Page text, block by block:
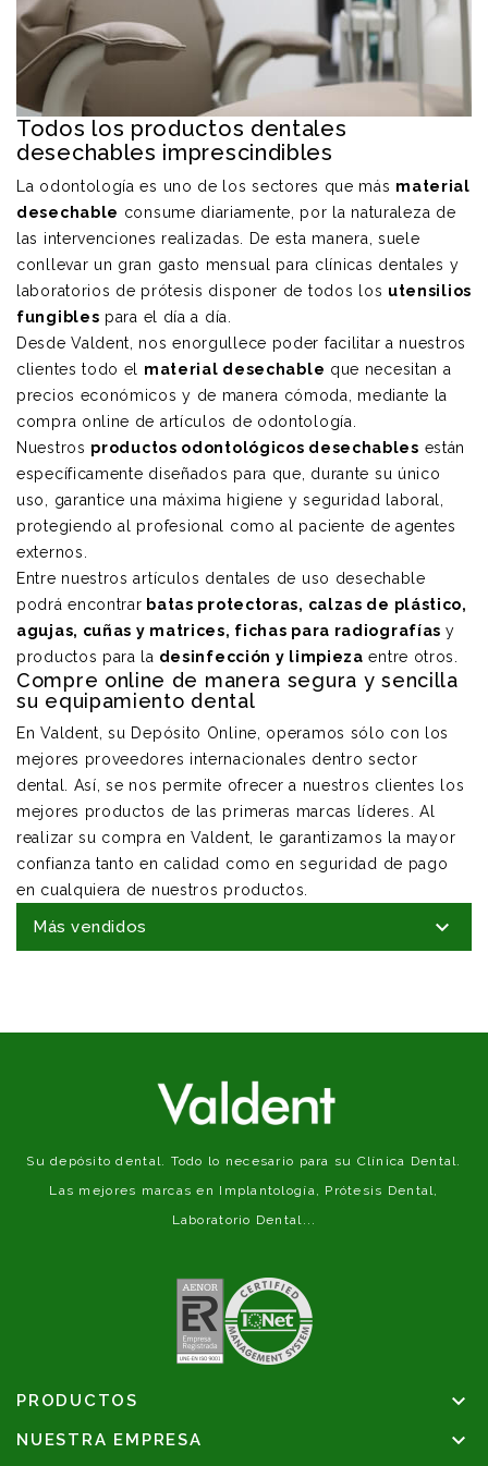
Todos los productos dentales
desechables imprescindibles
La odontología es uno de los sectores que más material
desechable consume diariamente, por la naturaleza de
las intervenciones realizadas. De esta manera, suele
conllevar un gran gasto mensual para clínicas dentales y
laboratorios de prótesis disponer de todos los utensilios
fungibles para el día a día.
Desde Valdent, nos enorgullece poder facilitar a nuestros
clientes todo el material desechable que necesitan a
precios económicos y de manera cómoda, mediante la
compra online de artículos de odontología.
Nuestros productos odontológicos desechables están
específicamente diseñados para que, durante su único
uso, garantice una máxima higiene y seguridad laboral,
protegiendo al profesional como al paciente de agentes
externos.
Entre nuestros artículos dentales de uso desechable
podrá encontrar batas protectoras, calzas de plástico,
agujas, cuñas y matrices, fichas para radiografías y
productos para la desinfección y limpieza entre otros.
Compre online de manera segura y sencilla
su equipamiento dental
En Valdent, su Depósito Online, operamos sólo con los
mejores proveedores internacionales dentro sector
dental. Así, se nos permite ofrecer a nuestros clientes los
mejores productos de las primeras marcas líderes. Al
realizar su compra en Valdent, le garantizamos la mayor
confianza tanto en calidad como en seguridad de pago
en cualquiera de nuestros productos.
Más vendidos 
Su depósito dental. Todo lo necesario para su Clínica Dental.
Las mejores marcas en Implantología, Prótesis Dental,
Laboratorio Dental...
PRODUCTOS 
NUESTRA EMPRESA 